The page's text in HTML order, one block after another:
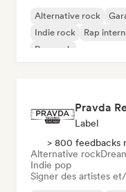
Alternative rock
Indie rock
Rap
Pop rock
Pravda
Label
> 800 feedbacks
Alternative rock
Indie pop
Signer des artistes